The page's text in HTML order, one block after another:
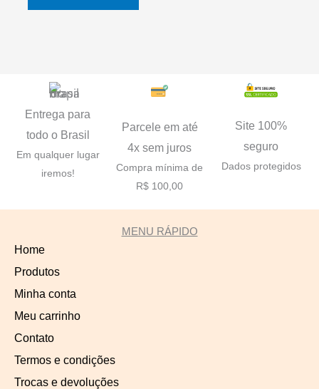
Entrega para
todo o Brasil
Em qualquer lugar
iremos!
Parcele em até
4x sem juros
Compra mínima de
R$ 100,00
Site 100%
seguro
Dados protegidos
MENU RÁPIDO
Home
Produtos
Minha conta
Meu carrinho
Contato
Termos e condições
Trocas e devoluções